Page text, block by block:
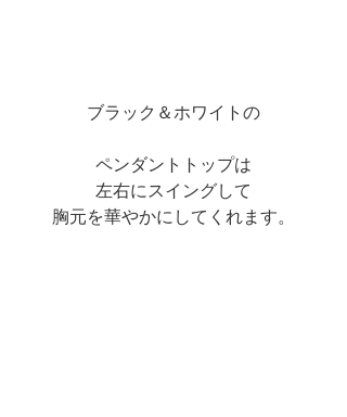
ブラック＆ホワイトの
ペンダントトップは
左右にスイングして
胸元を華やかにしてくれます。